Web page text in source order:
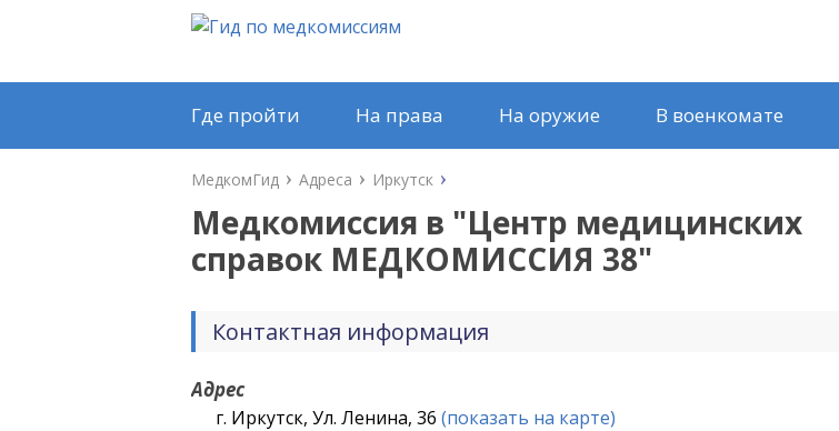
Где пройти На права На оружие В военкомате
МедкомГид Адреса Иркутск
Медкомиссия в "Центр медицинских
справок МЕДКОМИССИЯ 38"
Контактная информация
Адрес
г. Иркутск, Ул. Ленина, 36 (показать на карте)